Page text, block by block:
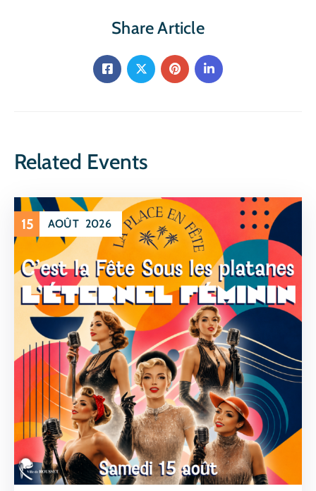
Share Article
Related Events
15 AOÛT 2026